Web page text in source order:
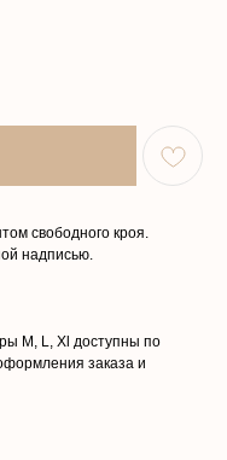
свободного кроя.
надписью.
M, L, Xl доступны по
заказа и